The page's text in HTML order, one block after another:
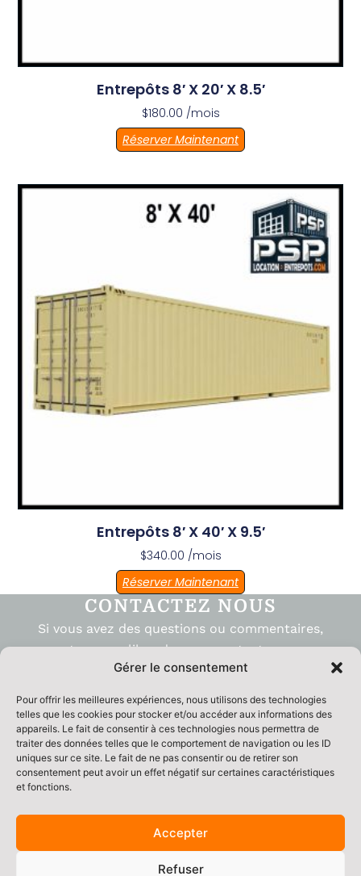
Gérer le consentement
Pour offrir les meilleures expériences, nous utilisons des technologies
telles que les cookies pour stocker et/ou accéder aux informations des
appareils. Le fait de consentir à ces technologies nous permettra de
traiter des données telles que le comportement de navigation ou les ID
uniques sur ce site. Le fait de ne pas consentir ou de retirer son
consentement peut avoir un effet négatif sur certaines caractéristiques
et fonctions.
Accepter
Refuser
Entrepôts 8′ X 20′ X 8.5′
$180.00 /mois
Réserver Maintenant
Entrepôts 8′ X 40′ X 9.5′
$340.00 /mois
Réserver Maintenant
CONTACTEZ NOUS
Si vous avez des questions ou commentaires,
sentez-vous libre de nous contacter, nous
serons ravis de vous répondre rapidement.
(581) 306-7080
Écrivez-nous
Copyright ©2026
Location D'Entrepôt
Opéré par:
Locations
Commerciales